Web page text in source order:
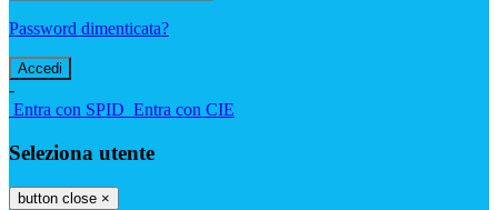
Password dimenticata?
-
Entra con SPID Entra con CIE
Seleziona utente
button close ×